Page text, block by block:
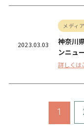
2023.03.03
メディ
神奈川
ンニュ
詳しくは
1